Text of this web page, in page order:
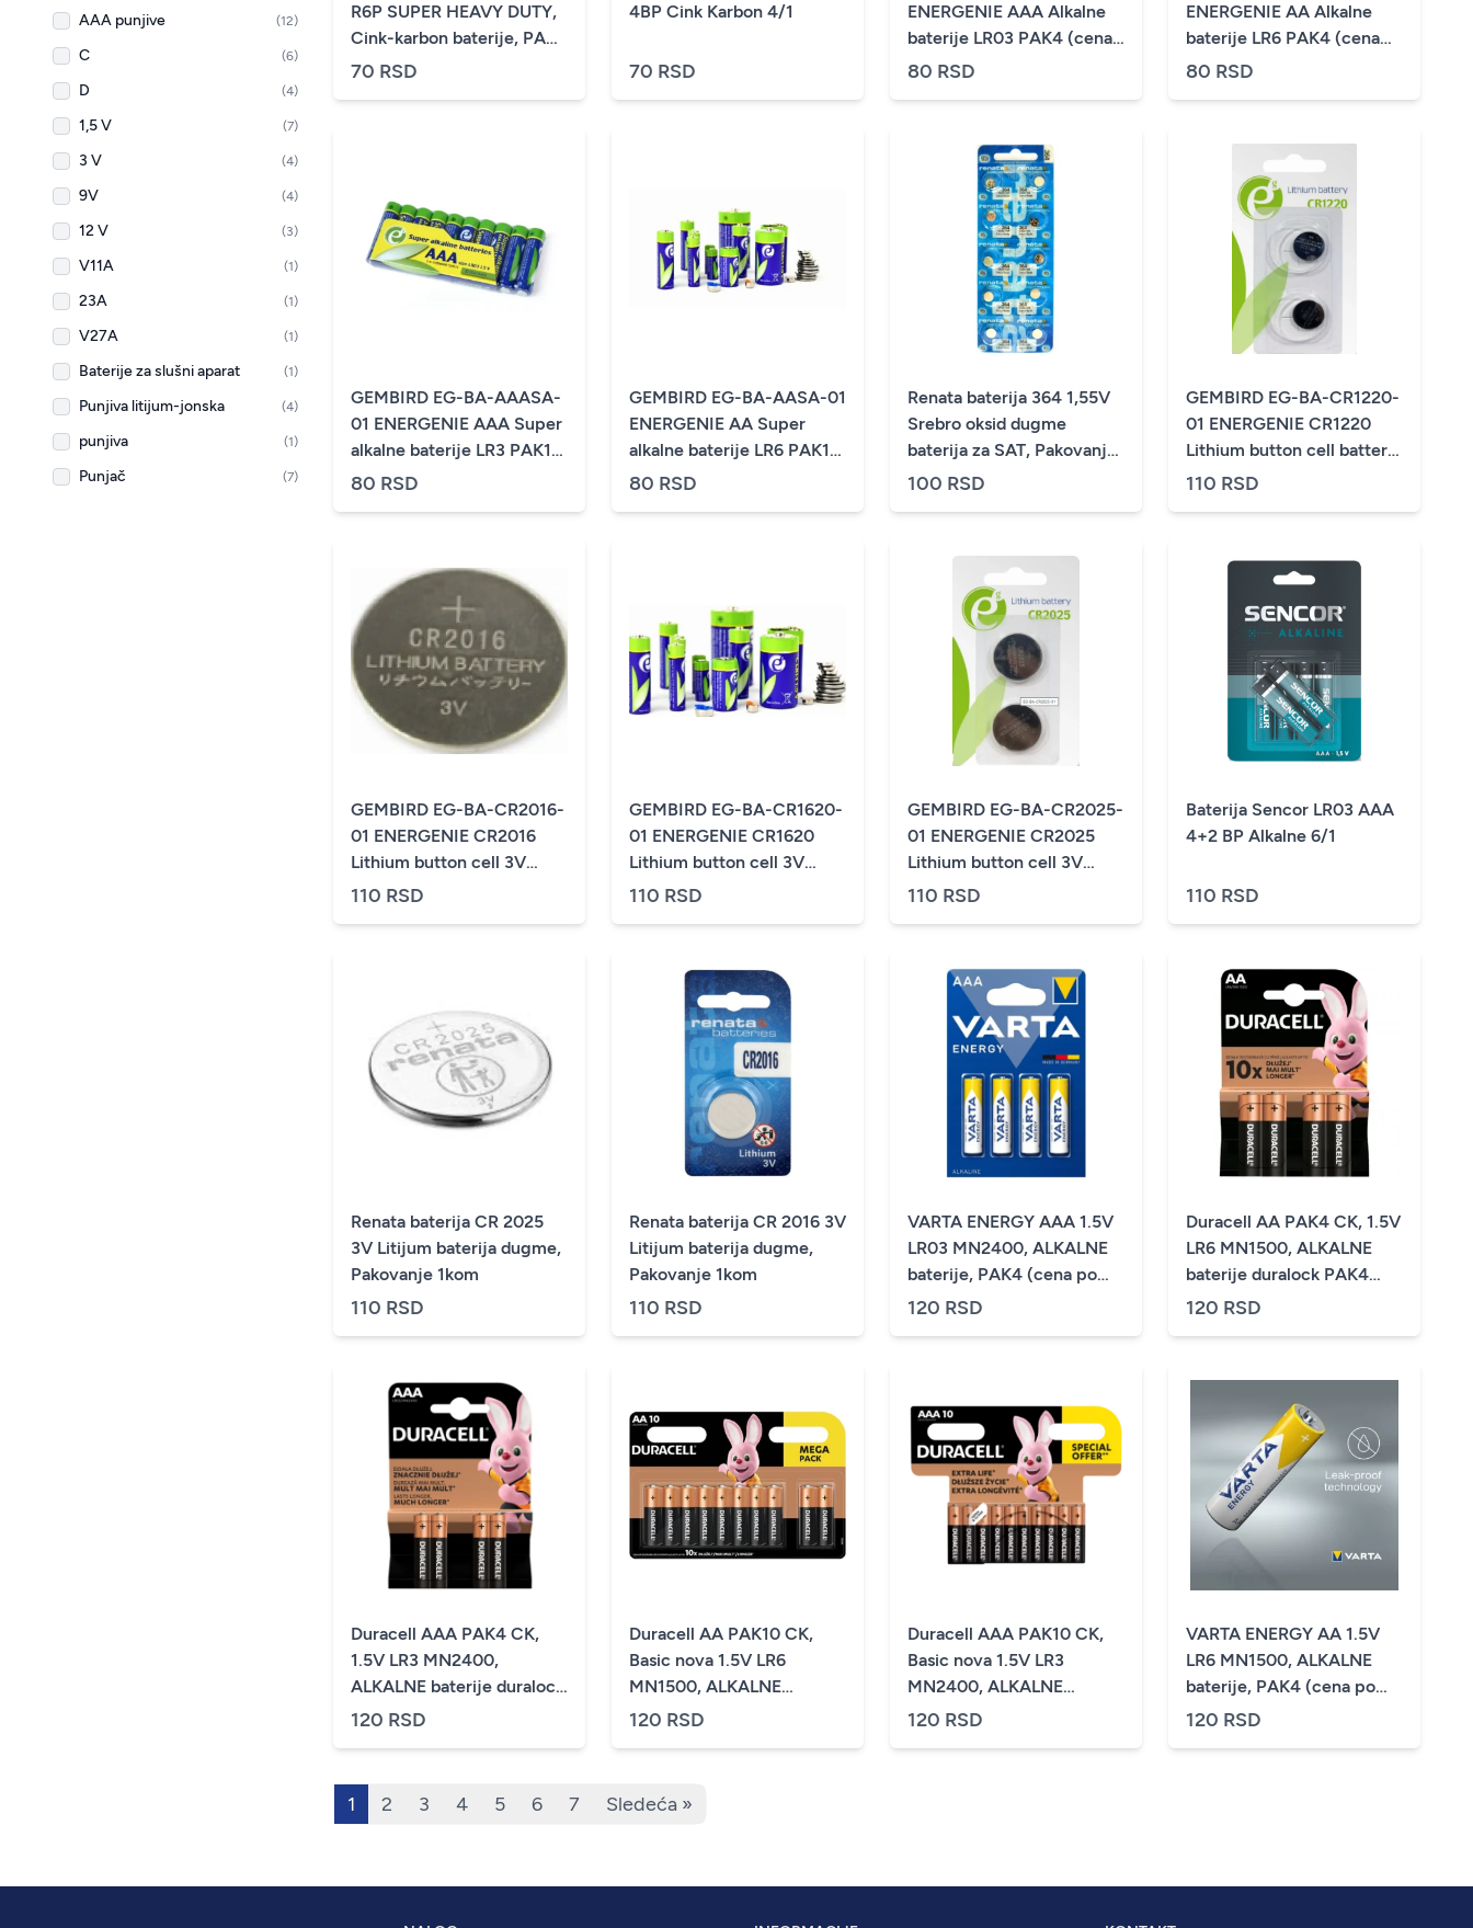
AAA punjive (12)
C (6)
D (4)
1,5 V (7)
3 V (4)
9V (4)
12 V (3)
V11A (1)
23A (1)
V27A (1)
Baterije za slušni aparat (1)
Punjiva litijum-jonska (4)
punjiva (1)
Punjač (7)
R6P SUPER HEAVY DUTY,
Cink-karbon baterije, PAK4
(cena po kom.)
70 RSD
4BP Cink Karbon 4/1
70 RSD
ENERGENIE AAA Alkalne
baterije LR03 PAK4 (cena
po kom.)
80 RSD
ENERGENIE AA Alkalne
baterije LR6 PAK4 (cena
po kom.)
80 RSD
GEMBIRD EG-BA-AAASA-
01 ENERGENIE AAA Super
alkalne baterije LR3 PAK10
(cena po kom.)
80 RSD
GEMBIRD EG-BA-AASA-01
ENERGENIE AA Super
alkalne baterije LR6 PAK10
(cena po kom.)
80 RSD
Renata baterija 364 1,55V
Srebro oksid dugme
baterija za SAT, Pakovanje
1kom
100 RSD
GEMBIRD EG-BA-CR1220-
01 ENERGENIE CR1220
Lithium button cell battery
3V PAK2 (cena po kom.)
110 RSD
GEMBIRD EG-BA-CR2016-
01 ENERGENIE CR2016
Lithium button cell 3V
PAK2 (cena po kom.)
110 RSD
GEMBIRD EG-BA-CR1620-
01 ENERGENIE CR1620
Lithium button cell 3V
PAK2 (cena po kom.)
110 RSD
GEMBIRD EG-BA-CR2025-
01 ENERGENIE CR2025
Lithium button cell 3V
PAK2 (cena po kom.)
110 RSD
Baterija Sencor LR03 AAA
4+2 BP Alkalne 6/1
110 RSD
Renata baterija CR 2025
3V Litijum baterija dugme,
Pakovanje 1kom
110 RSD
Renata baterija CR 2016 3V
Litijum baterija dugme,
Pakovanje 1kom
110 RSD
VARTA ENERGY AAA 1.5V
LR03 MN2400, ALKALNE
baterije, PAK4 (cena po
kom.)
120 RSD
Duracell AA PAK4 CK, 1.5V
LR6 MN1500, ALKALNE
baterije duralock PAK4
(cena po kom.)
120 RSD
Duracell AAA PAK4 CK,
1.5V LR3 MN2400,
ALKALNE baterije duralock
PAK4 (cena po kom.)
120 RSD
Duracell AA PAK10 CK,
Basic nova 1.5V LR6
MN1500, ALKALNE
baterije duralock PAK10
120 RSD
Duracell AAA PAK10 CK,
Basic nova 1.5V LR3
MN2400, ALKALNE
baterije duralock PAK10
120 RSD
VARTA ENERGY AA 1.5V
LR6 MN1500, ALKALNE
baterije, PAK4 (cena po
kom.)
120 RSD
1 2 3 4 5 6 7 Sledeća »